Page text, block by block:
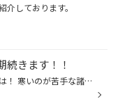
介しております。
続きます！！
みなさん、こんにちは！ 寒いのが苦手な諸岡です(●´ω｀●) 今年は、暖冬と言われていますが寒い日も何日かありますよね！！ そんな寒い日に危険なことが、バッテリー上がりです( ﾟДﾟ) 寒くなってくると、バッテリーに負担がかかるのでまだまだ安心は出来ません！ 朝一バッテリーが上がってしまうと、...